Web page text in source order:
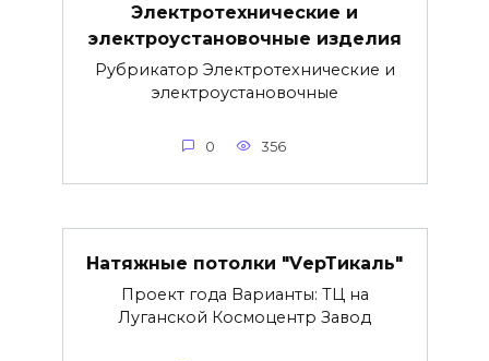
Электротехнические и
электроустановочные изделия
Рубрикатор Электротехнические и
электроустановочные
0 356
Натяжные потолки "VерТикаль"
Проект года Варианты: ТЦ на
Луганской Космоцентр Завод